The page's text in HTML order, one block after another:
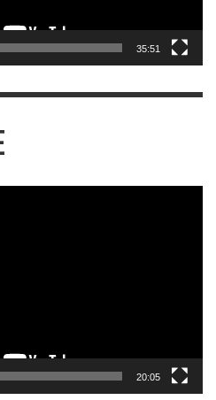
35:51
20:05